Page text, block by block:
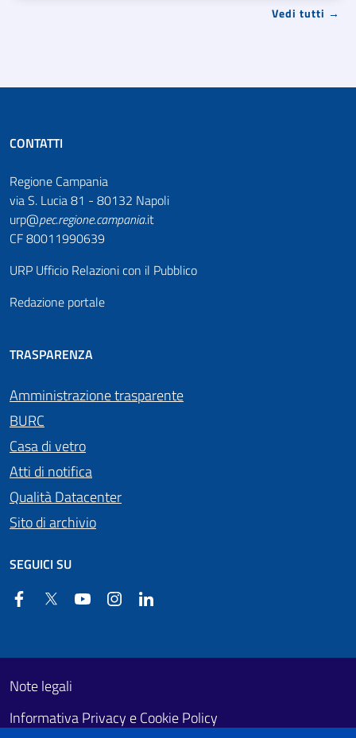
Vedi tutti →
CONTATTI
Regione Campania
via S. Lucia 81 - 80132 Napoli
urp@pec.regione.campania.it
CF 80011990639
URP Ufficio Relazioni con il Pubblico
Redazione portale
TRASPARENZA
Amministrazione trasparente
BURC
Casa di vetro
Atti di notifica
Qualità Datacenter
Sito di archivio
SEGUICI SU
FacebookTwitter YouTube Instagram
Footer First
Useful links section
Note legali
Informativa Privacy e Cookie Policy